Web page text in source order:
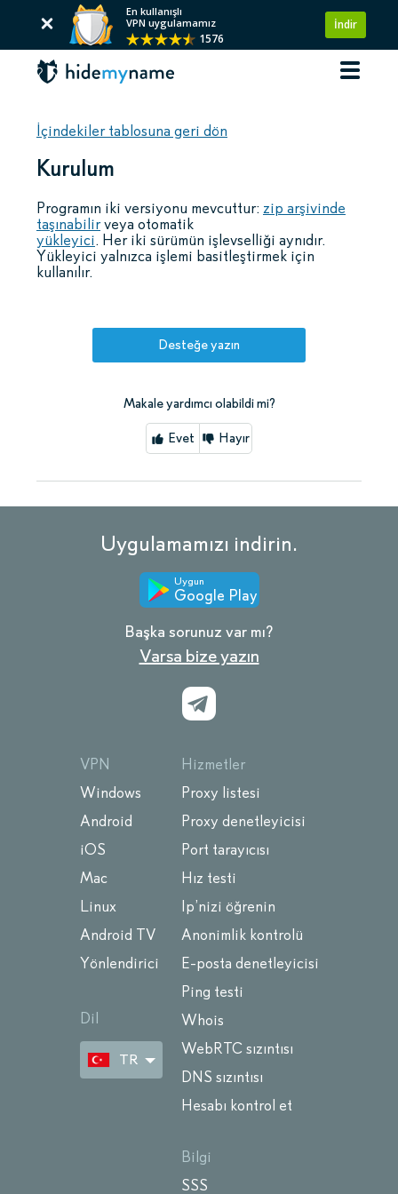
En kullanışlı
VPN uygulamamız
1576
İndir
İçindekiler tablosuna geri dön
Kurulum
Programın iki versiyonu mevcuttur: zip arşivinde
taşınabilirveya otomatik
yükleyici. Her iki sürümün işlevselliği aynıdır.
Yükleyici yalnızca işlemi basitleştirmek için
kullanılır.
Desteğe yazın
Makale yardımcı olabildi mi?
Evet Hayır
Uygulamamızı indirin.
Uygun
Google Play
Başka sorunuz var mı?
Varsa bize yazın
VPN
Windows
Android
iOS
Mac
Linux
Android TV
Yönlendirici
Dil
TR
Hizmetler
Proxy listesi
Proxy denetleyicisi
Port tarayıcısı
Hız testi
Ip’nizi öğrenin
Anonimlik kontrolü
E-posta denetleyicisi
Ping testi
Whois
WebRTC sızıntısı
DNS sızıntısı
Hesabı kontrol et
Bilgi
SSS